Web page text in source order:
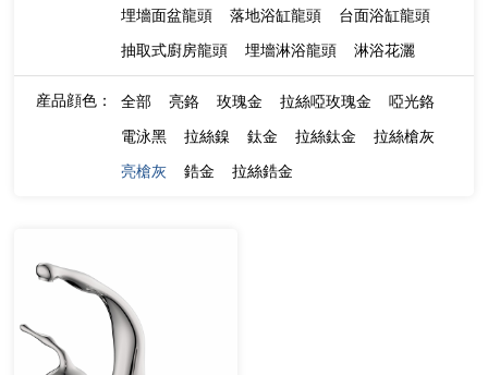
埋墻面盆龍頭
落地浴缸龍頭
台面浴缸龍頭
抽取式廚房龍頭
埋墻淋浴龍頭 淋浴花灑
産品顔色： 全部 亮鉻 玫瑰金 拉絲啞玫瑰金
啞光鉻
電泳黑
拉絲鎳 鈦金 拉絲鈦金
拉絲槍灰
亮槍灰
鋯金 拉絲鋯金